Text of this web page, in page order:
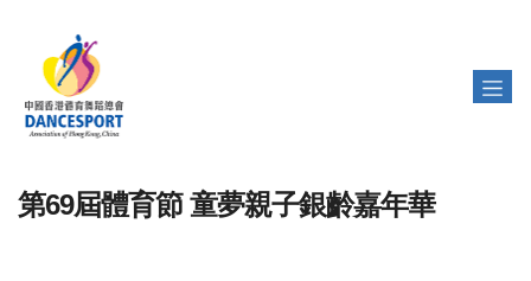
第69屆體育節 童夢親子銀齡嘉年華